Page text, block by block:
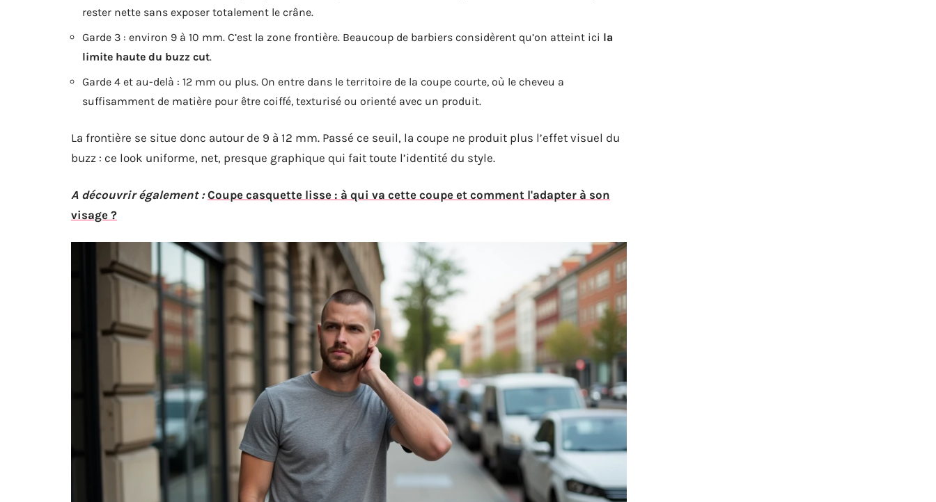
rester nette sans exposer totalement le crâne.
Garde 3 : environ 9 à 10 mm. C’est la zone frontière. Beaucoup de barbiers considèrent qu’on atteint ici la
limite haute du buzz cut.
Garde 4 et au-delà : 12 mm ou plus. On entre dans le territoire de la coupe courte, où le cheveu a
suffisamment de matière pour être coiffé, texturisé ou orienté avec un produit.
La frontière se situe donc autour de 9 à 12 mm. Passé ce seuil, la coupe ne produit plus l’effet visuel du
buzz : ce look uniforme, net, presque graphique qui fait toute l’identité du style.
A découvrir également : Coupe casquette lisse : à qui va cette coupe et comment l'adapter à son
visage ?